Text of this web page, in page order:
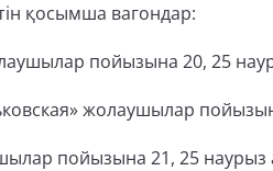
қосымша вагондар:
пойызына 20, 25
жолаушылар
пойызына 21, 25 наурыз